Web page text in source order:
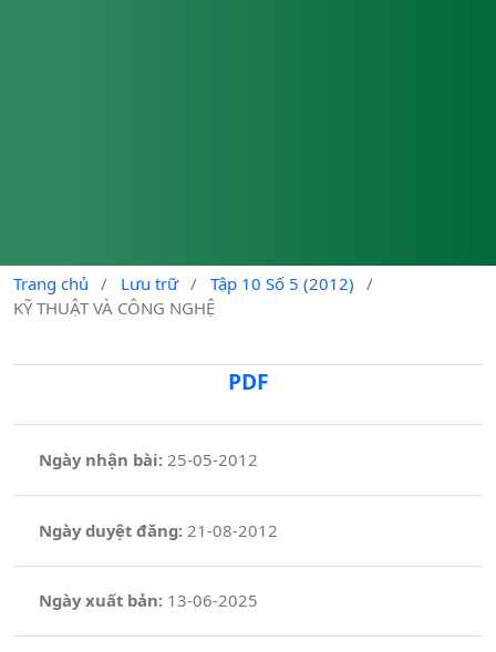
Trang chủ / Lưu trữ / Tập 10 Số 5 (2012)
/
KỸ THUẬT VÀ CÔNG NGHỆ
PDF
Ngày nhận bài: 25-05-2012
Ngày duyệt đăng:21-08-2012
Ngày xuất bản: 13-06-2025